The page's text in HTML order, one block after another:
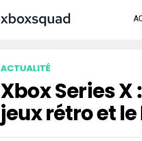
ACTUALITÉ
Xbox Series X
jeux rétro et le